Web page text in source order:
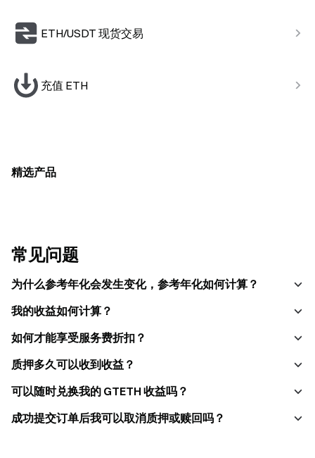
ETH/USDT 现货交易
充值 ETH
精选产品
常见问题
为什么参考年化会发生变化，参考年化如何计算？
我的收益如何计算？
如何才能享受服务费折扣？
质押多久可以收到收益？
可以随时兑换我的 GTETH 收益吗？
成功提交订单后我可以取消质押或赎回吗？